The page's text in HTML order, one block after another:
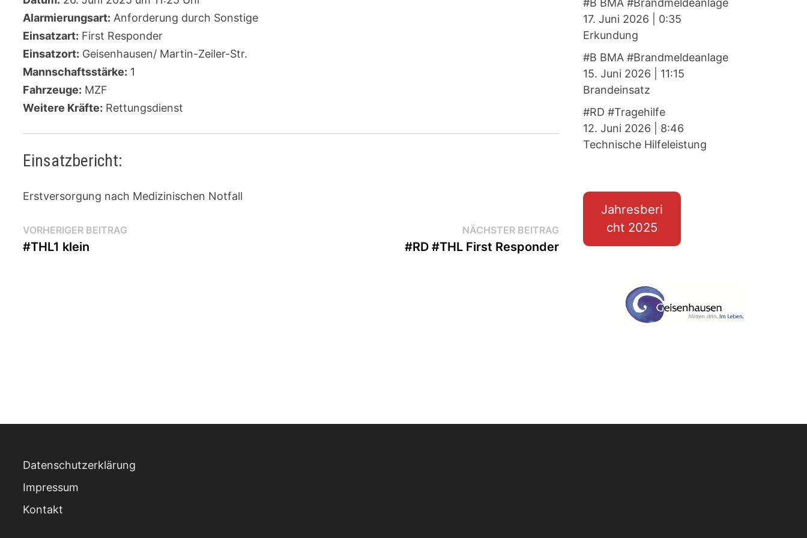
Alarmierungsart: Anforderung durch Sonstige
Einsatzart: First Responder
Einsatzort: Geisenhausen/ Martin-Zeiler-Str.
Mannschaftsstärke: 1
Fahrzeuge: MZF
Weitere Kräfte: Rettungsdienst
Einsatzbericht:
Erstversorgung nach Medizinischen Notfall
Beitragsnavigation
VORHERIGER BEITRAG
#THL1 klein
NÄCHSTER BEITRAGNächster
Beitrag:
#RD #THL First Responder
#B BMA #Brandmeldeanlage
17. Juni 2026
0:35
Erkundung
#B BMA #Brandmeldeanlage
15. Juni 2026
11:15
Brandeinsatz
#RD #Tragehilfe
12. Juni 2026
8:46
Technische Hilfeleistung
Jahresberi
cht 2025
Datenschutzerklärung
Impressum
Kontakt